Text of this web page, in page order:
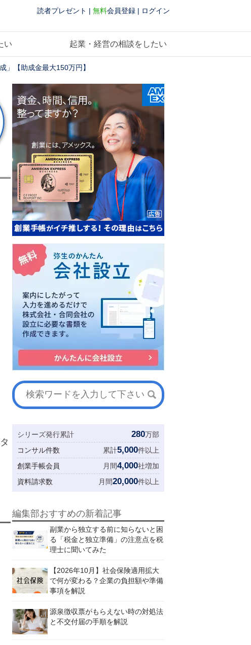
読者プレゼント | 無料会員登録 | ログイン
い 起業・経営の相談をしたい
」【助成金最大150万円】
シリーズ発行累計 280万部
コンサル件数
累計5,000件以上
創業手帳会員
月間4,000社増加
資料請求数
月間20,000件以上
編集部おすすめの新着記事
副業から独立する前に知らないと困
る「税金と独立準備」の注意点を税
理士に聞いてみた
【2026年10月】社会保険適用拡大
で何が変わる？企業の負担額や準備
事項を解説
源泉徴収票がもらえない時の対処法
と不交付届の手順を解説